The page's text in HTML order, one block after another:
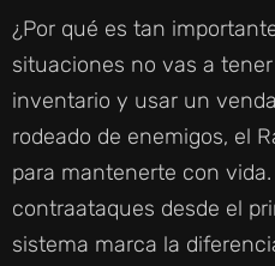
¿Por qué es tan
situaciones no vas a
inventario y usar un
rodeado de enemigos, el
para mantenerte con
contraataques desde el
sistema marca la